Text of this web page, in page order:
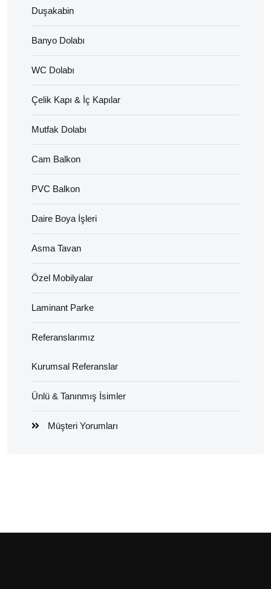
Duşakabin
Banyo Dolabı
WC Dolabı
Çelik Kapı & İç Kapılar
Mutfak Dolabı
Cam Balkon
PVC Balkon
Daire Boya İşleri
Asma Tavan
Özel Mobilyalar
Laminant Parke
Referanslarımız
Kurumsal Referanslar
Ünlü & Tanınmış İsimler
Müşteri Yorumları